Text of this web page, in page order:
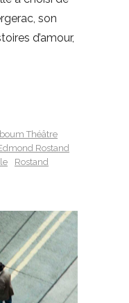
son
d’amour,
Théâtre
Rostand
Rostand